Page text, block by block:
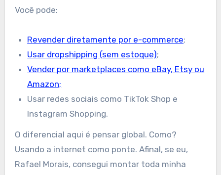
Você pode:
Revender diretamente por e-commerce;
Usar dropshipping (sem estoque);
Vender por marketplaces como eBay, Etsy ou
Amazon;
Usar redes sociais como TikTok Shop e
Instagram Shopping.
O diferencial aqui é pensar global. Como?
Usando a internet como ponte. Afinal, se eu,
Rafael Morais, consegui montar toda minha